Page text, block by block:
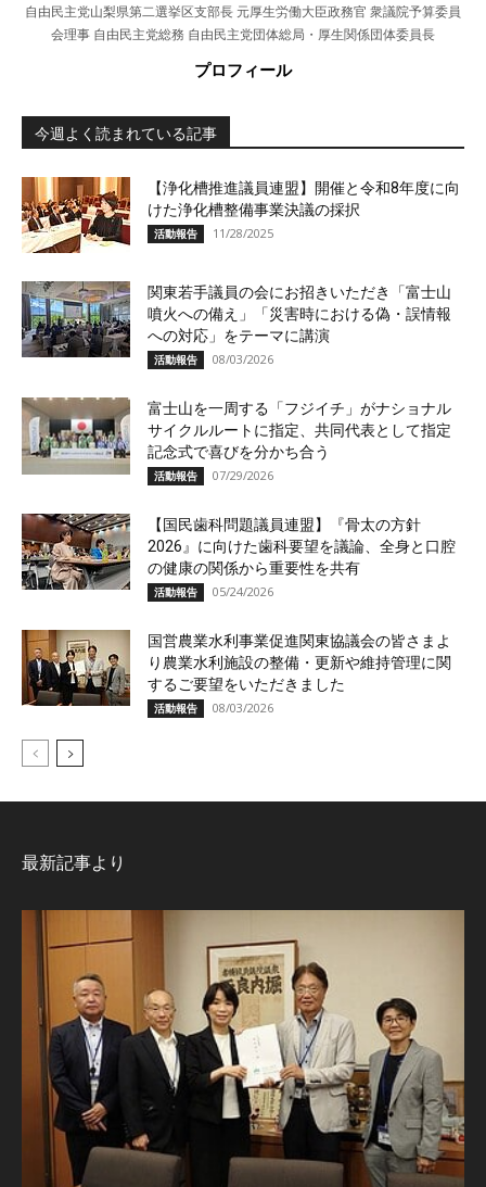
自由民主党山梨県第二選挙区支部長 元厚生労働大臣政務官 衆議院予算委員
会理事 自由民主党総務 自由民主党団体総局・厚生関係団体委員長
プロフィール
今週よく読まれている記事
【浄化槽推進議員連盟】開催と令和8年度に向
けた浄化槽整備事業決議の採択
活動報告 11/28/2025
関東若手議員の会にお招きいただき「富士山
噴火への備え」「災害時における偽・誤情報
への対応」をテーマに講演
活動報告 08/03/2026
富士山を一周する「フジイチ」がナショナル
サイクルルートに指定、共同代表として指定
記念式で喜びを分かち合う
活動報告 07/29/2026
【国民歯科問題議員連盟】『骨太の方針
2026』に向けた歯科要望を議論、全身と口腔
の健康の関係から重要性を共有
活動報告 05/24/2026
国営農業水利事業促進関東協議会の皆さまよ
り農業水利施設の整備・更新や維持管理に関
するご要望をいただきました
活動報告 08/03/2026
最新記事より